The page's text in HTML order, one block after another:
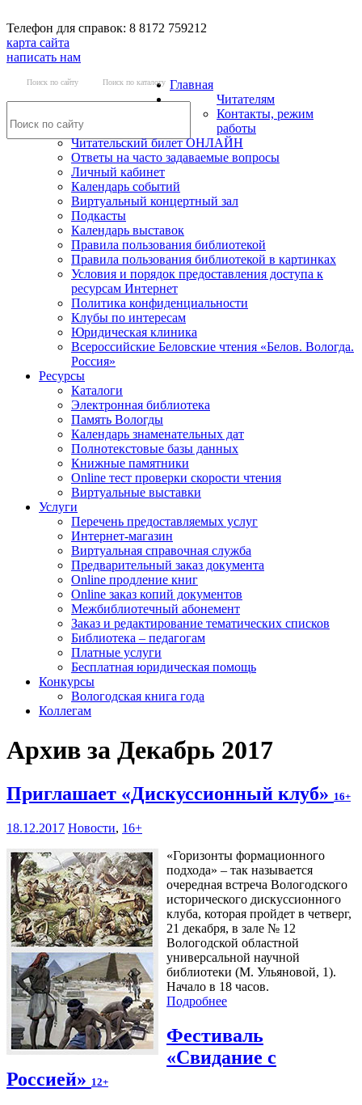
Телефон для справок: 8 8172 759212
карта сайта
написать нам
Поиск по сайту Поиск по каталогу Главная
Читателям
Контакты, режим
работы
Читательский билет ОНЛАЙН
Ответы на часто задаваемые вопросы
Личный кабинет
Календарь событий
Виртуальный концертный зал
Подкасты
Календарь выставок
Правила пользования библиотекой
Правила пользования библиотекой в картинках
Условия и порядок предоставления доступа к
ресурсам Интернет
Политика конфиденциальности
Клубы по интересам
Юридическая клиника
Всероссийские Беловские чтения «Белов. Вологда.
Россия»
Ресурсы
Каталоги
Электронная библиотека
Память Вологды
Календарь знаменательных дат
Полнотекстовые базы данных
Книжные памятники
Online тест проверки скорости чтения
Виртуальные выставки
Услуги
Перечень предоставляемых услуг
Интернет-магазин
Виртуальная справочная служба
Предварительный заказ документа
Online продление книг
Online заказ копий документов
Межбиблиотечный абонемент
Заказ и редактирование тематических списков
Библиотека – педагогам
Платные услуги
Бесплатная юридическая помощь
Конкурсы
Вологодская книга года
Коллегам
Архив за Декабрь 2017
Приглашает «Дискуссионный клуб» 16+
18.12.2017 Новости, 16+
«Горизонты формационного
подхода» – так называется
очередная встреча Вологодского
исторического дискуссионного
клуба, которая пройдет в четверг,
21 декабря, в зале № 12
Вологодской областной
универсальной научной
библиотеки (М. Ульяновой, 1).
Начало в 18 часов.
Подробнее
Фестиваль
«Свидание с
Россией» 12+